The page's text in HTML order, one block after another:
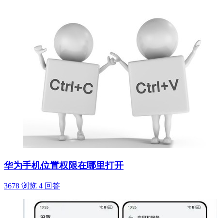
华为手机位置权限在哪里打开
3678 浏览 4 回答